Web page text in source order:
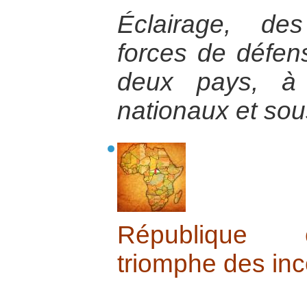
Éclairage,
forces de
deux pays, à
nationaux et
République
triomphe des